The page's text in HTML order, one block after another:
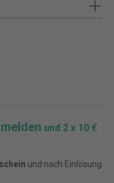
und 2 x 10 €
und nach Einlösung